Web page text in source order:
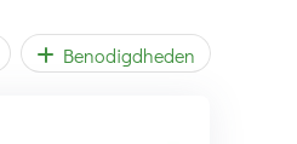
Benodigdheden